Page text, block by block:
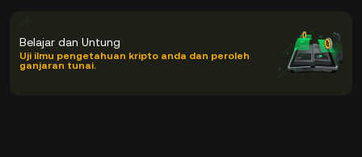
Belajar dan Untung
Uji ilmu pengetahuan kripto anda dan peroleh
ganjaran tunai.